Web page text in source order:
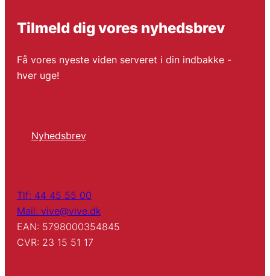
Tilmeld dig vores nyhedsbrev
Få vores nyeste viden serveret i din indbakke -
hver uge!
Nyhedsbrev
Tlf: 44 45 55 00
Mail: vive@vive.dk
EAN: 5798000354845
CVR: 23 15 51 17